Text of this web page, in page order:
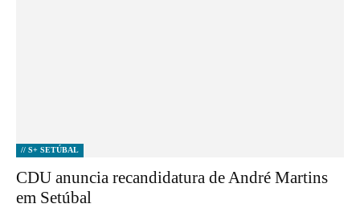
// S+ SETÚBAL
CDU anuncia recandidatura de André Martins
em Setúbal